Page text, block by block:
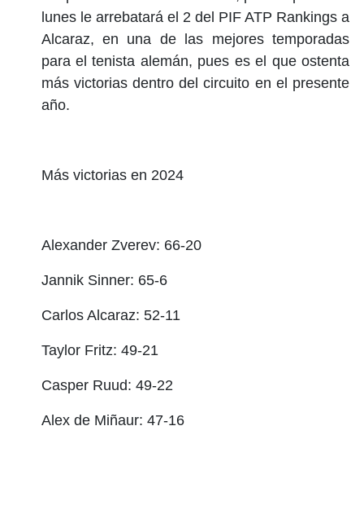
lunes le arrebatará el 2 del PIF ATP Rankings a
Alcaraz, en una de las mejores temporadas
para el tenista alemán, pues es el que ostenta
más victorias dentro del circuito en el presente
año.
Más victorias en 2024
Alexander Zverev: 66-20
Jannik Sinner: 65-6
Carlos Alcaraz: 52-11
Taylor Fritz: 49-21
Casper Ruud: 49-22
Alex de Miñaur: 47-16